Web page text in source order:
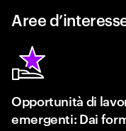
Aree
Opportunità di
emergenti: Dai